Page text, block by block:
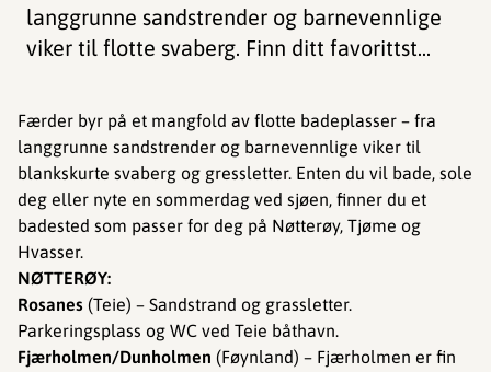
langgrunne sandstrender og barnevennlige
viker til flotte svaberg. Finn ditt favorittst...
Færder byr på et mangfold av flotte badeplasser – fra
langgrunne sandstrender og barnevennlige viker til
blankskurte svaberg og gressletter. Enten du vil bade, sole
deg eller nyte en sommerdag ved sjøen, finner du et
badested som passer for deg på Nøtterøy, Tjøme og
Hvasser.
NØTTERØY:
Rosanes (Teie) – Sandstrand og grassletter.
Parkeringsplass og WC ved Teie båthavn.
Fjærholmen/Dunholmen (Føynland) – Fjærholmen er fin